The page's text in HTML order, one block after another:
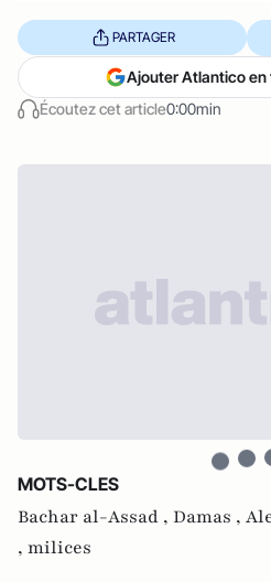
Écoutez cet article0:00min
PARTAGER
Ajouter Atlantico en
MOTS-CLES
Bachar al-Assad , Damas ,
, milices